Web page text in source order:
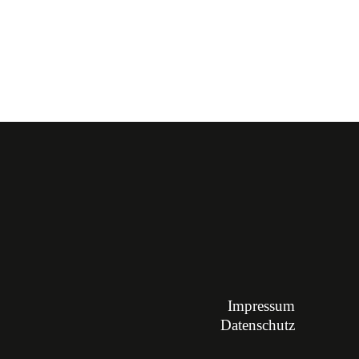
Impressum
Datenschutz